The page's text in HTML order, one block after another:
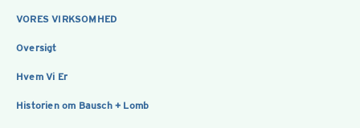
VORES VIRKSOMHED
Oversigt
Hvem Vi Er
Historien om Bausch + Lomb